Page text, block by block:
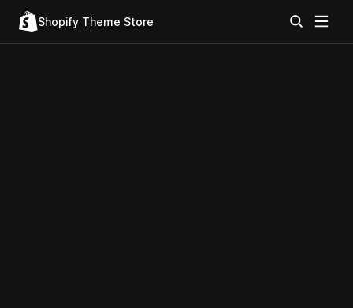
Shopify Theme Store